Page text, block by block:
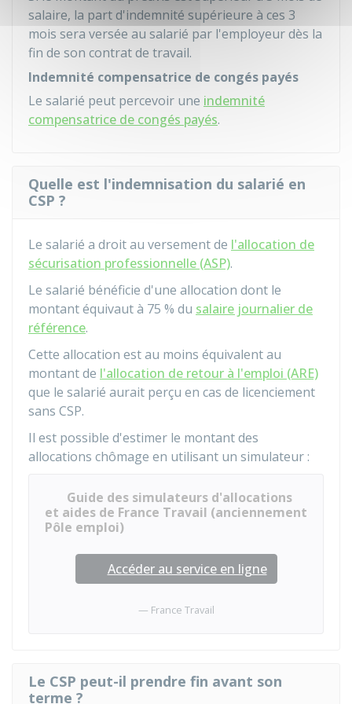
salaire, la part d'indemnité supérieure à ces 3
mois sera versée au salarié par l'employeur dès la
fin de son contrat de travail.
Indemnité compensatrice de congés payés
Le salarié peut percevoir une indemnité
compensatrice de congés payés.
Quelle est l'indemnisation du salarié en
CSP ?
Le salarié a droit au versement de l'allocation de
sécurisation professionnelle (ASP).
Le salarié bénéficie d'une allocation dont le
montant équivaut à 75 % du salaire journalier de
référence.
Cette allocation est au moins équivalent au
montant de l'allocation de retour à l'emploi (ARE)
que le salarié aurait perçu en cas de licenciement
sans CSP.
Il est possible d'estimer le montant des
allocations chômage en utilisant un simulateur :
Guide des simulateurs d'allocations
et aides de France Travail (anciennement
Pôle emploi)
Accéder au service en ligne
France Travail
Le CSP peut-il prendre fin avant son
terme ?